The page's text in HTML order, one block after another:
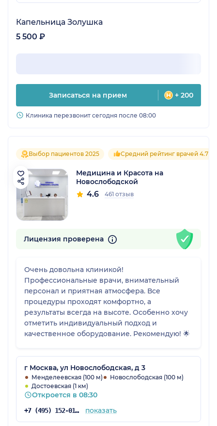
Капельница Золушка
5 500 ₽
Записаться на прием + 200
Клиника перезвонит сегодня после 08:00
Выбор пациентов 2025 Средний рейтинг врачей 4.7
Медицина и Красота на
Новослободской
4.6 461 отзыв
Лицензия проверена
Очень довольна клиникой!
Профессиональные врачи, внимательный
персонал и приятная атмосфера. Все
процедуры проходят комфортно, а
результаты всегда на высоте. Особенно хочу
отметить индивидуальный подход и
качественное оборудование. Рекомендую! 🌟
г Москва, ул Новослободская, д 3
Менделеевская (100 м)
Новослободская (100 м)
Достоевская (1 км)
Откроется в 08:30
+7 (495) 152-01-15 показать